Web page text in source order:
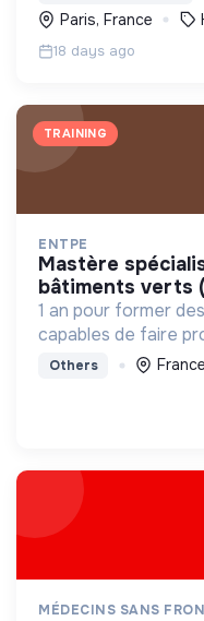
menacée.
Paris, France
18 days ago
TRAINING
ENTPE
mastère spécialisé® green buildings-
bâtiments verts
1 an pour former
capables de faire
globale des
Others France
MÉDECINS SANS